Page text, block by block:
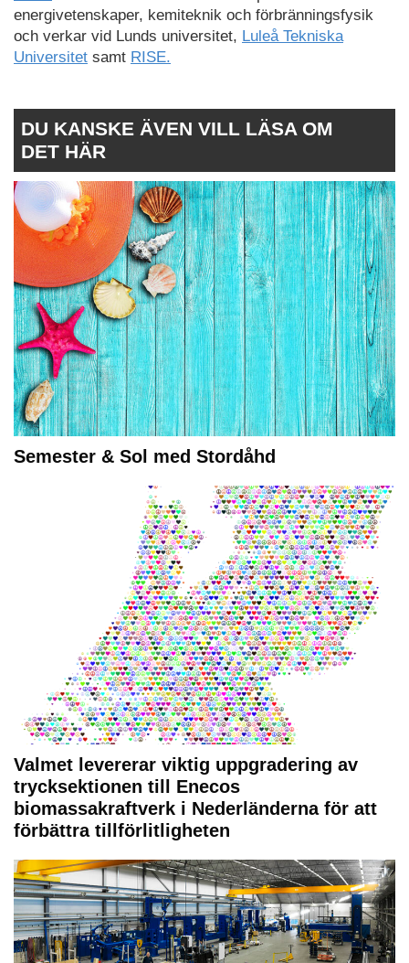
energivetenskaper, kemiteknik och förbränningsfysik
och verkar vid Lunds universitet, Luleå Tekniska
Universitet samt RISE.
DU KANSKE ÄVEN VILL LÄSA OM
DET HÄR
Semester & Sol med Stordåhd
Valmet levererar viktig uppgradering av
trycksektionen till Enecos
biomassakraftverk i Nederländerna för att
förbättra tillförlitligheten